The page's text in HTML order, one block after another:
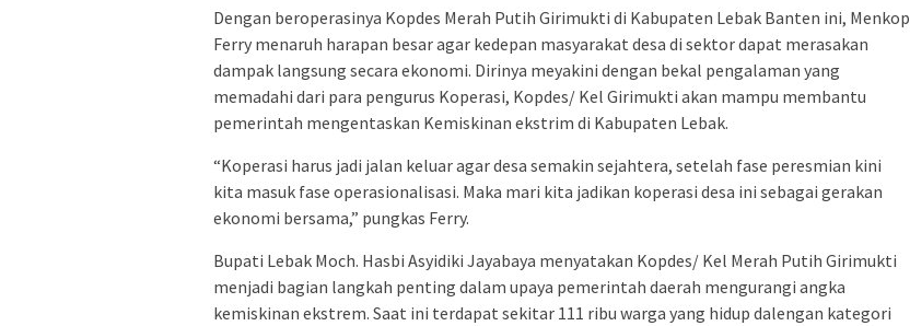
Dengan beroperasinya Kopdes Merah Putih Girimukti di Kabupaten Lebak Banten ini, Menkop
Ferry menaruh harapan besar agar kedepan masyarakat desa di sektor dapat merasakan
dampak langsung secara ekonomi. Dirinya meyakini dengan bekal pengalaman yang
memadahi dari para pengurus Koperasi, Kopdes/ Kel Girimukti akan mampu membantu
pemerintah mengentaskan Kemiskinan ekstrim di Kabupaten Lebak.
“Koperasi harus jadi jalan keluar agar desa semakin sejahtera, setelah fase peresmian kini
kita masuk fase operasionalisasi. Maka mari kita jadikan koperasi desa ini sebagai gerakan
ekonomi bersama,” pungkas Ferry.
Bupati Lebak Moch. Hasbi Asyidiki Jayabaya menyatakan Kopdes/ Kel Merah Putih Girimukti
menjadi bagian langkah penting dalam upaya pemerintah daerah mengurangi angka
kemiskinan ekstrem. Saat ini terdapat sekitar 111 ribu warga yang hidup dalengan kategori